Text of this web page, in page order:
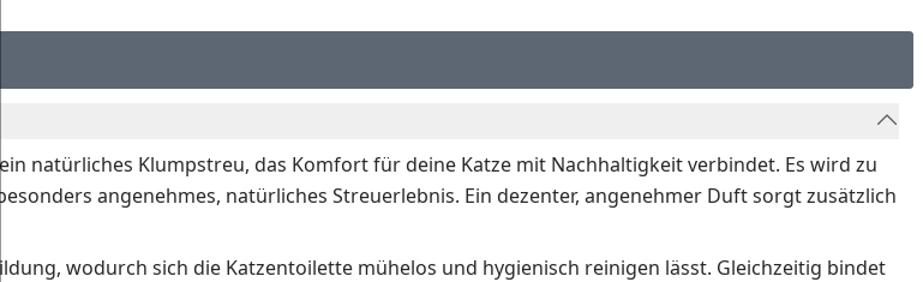
natürliches Klumpstreu, das Komfort für deine Katze mit Nachhaltigkeit verbindet. Es wird zu
angenehmes, natürliches Streuerlebnis. Ein dezenter, angenehmer Duft sorgt zusätzlich
wodurch sich die Katzentoilette mühelos und hygienisch reinigen lässt. Gleichzeitig bindet